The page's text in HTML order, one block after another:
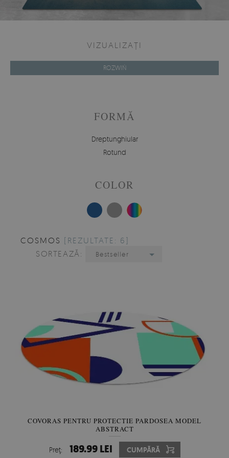
VIZUALIZAȚI
ROZWIŃ
FORMĂ
Dreptunghiular
Rotund
COLOR
COSMOS [REZULTATE: 6]
SORTEAZĂ:
Bestseller
COVORAS PENTRU PROTECTIE PARDOSEA MODEL
ABSTRACT
Preţ: 189.99 LEI CUMPĂRĂ